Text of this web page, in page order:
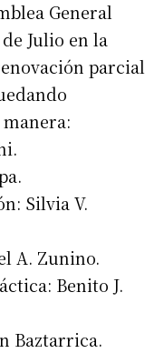
General
Julio en la
parcial
Silvia V.
A. Zunino.
Benito J.
Baztarrica.